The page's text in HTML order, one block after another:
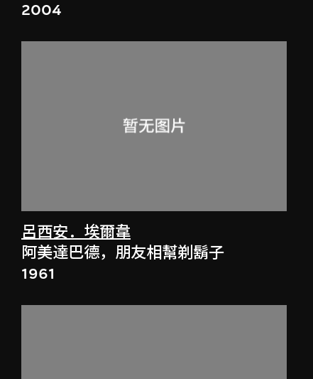
2004
呂西安．埃爾韋
阿美達巴德，朋友相幫剃鬍子
1961